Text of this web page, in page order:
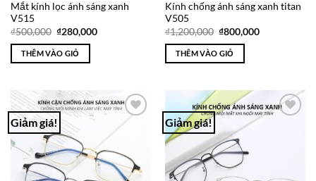
Mắt kính lọc ánh sáng xanh
V515
₫500,000 Giá
là:
₫500,000.
₫280,000Giá
THÊM VÀO GIỎ
Kính chống ánh sáng xanh titan
V505
₫1,200,000 Giá
là:
₫1,200,000.
₫800,000Giá
THÊM VÀO GIỎ
Giảm giá!
Add to
Giảm giá!